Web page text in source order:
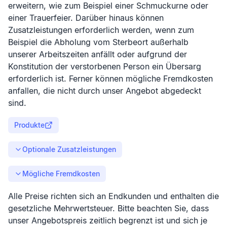
erweitern, wie zum Beispiel einer Schmuckurne oder
einer Trauerfeier. Darüber hinaus können
Zusatzleistungen erforderlich werden, wenn zum
Beispiel die Abholung vom Sterbeort außerhalb
unserer Arbeitszeiten anfällt oder aufgrund der
Konstitution der verstorbenen Person ein Übersarg
erforderlich ist. Ferner können mögliche Fremdkosten
anfallen, die nicht durch unser Angebot abgedeckt
sind.
Produkte
Optionale Zusatzleistungen
Mögliche Fremdkosten
Alle Preise richten sich an Endkunden und enthalten die
gesetzliche Mehrwertsteuer. Bitte beachten Sie, dass
unser Angebotspreis zeitlich begrenzt ist und sich je